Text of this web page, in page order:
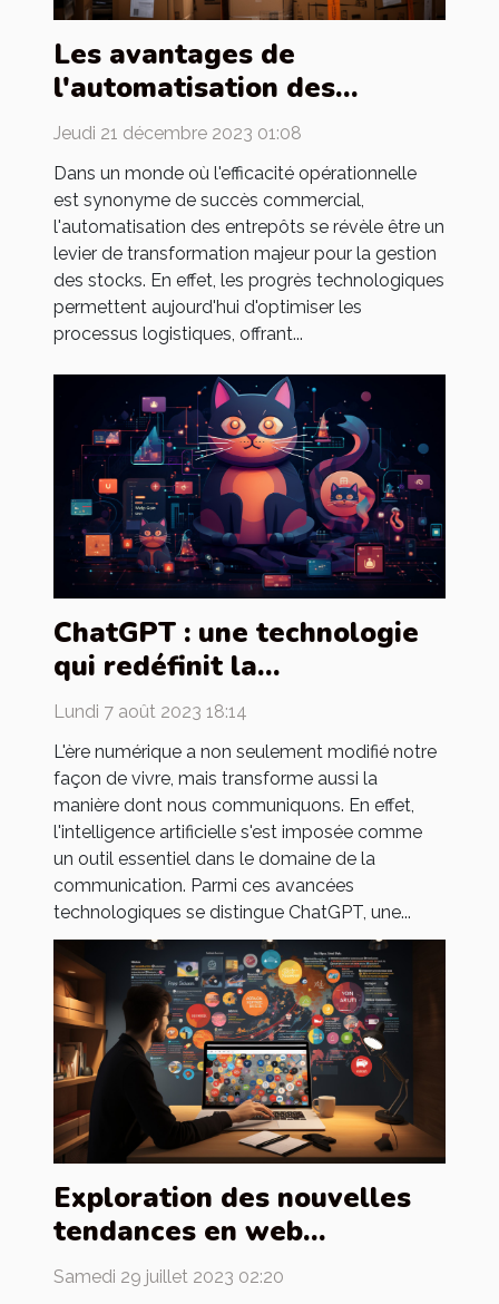
Les avantages de
l'automatisation des
entrepôts pour la gestion
Jeudi 21 décembre 2023 01:08
Dans un monde où l'efficacité opérationnelle
est synonyme de succès commercial,
l'automatisation des entrepôts se révèle être un
levier de transformation majeur pour la gestion
des stocks. En effet, les progrès technologiques
permettent aujourd'hui d'optimiser les
processus logistiques, offrant...
ChatGPT : une technologie
qui redéfinit la
communication
Lundi 7 août 2023 18:14
L'ère numérique a non seulement modifié notre
façon de vivre, mais transforme aussi la
manière dont nous communiquons. En effet,
l'intelligence artificielle s'est imposée comme
un outil essentiel dans le domaine de la
communication. Parmi ces avancées
technologiques se distingue ChatGPT, une...
Exploration des nouvelles
tendances en web
marketing
Samedi 29 juillet 2023 02:20